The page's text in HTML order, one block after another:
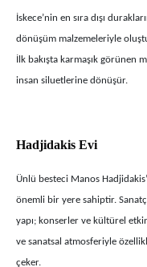
İskece’nin en sıra dışı
dönüşüm malzemeleriyle
İlk bakışta karmaşık görünen
insan siluetlerine dönüşür.
Hadjidakis Evi
Ünlü besteci Manos
önemli bir yere sahiptir.
yapı; konserler ve kültürel
ve sanatsal atmosferiyle
çeker.